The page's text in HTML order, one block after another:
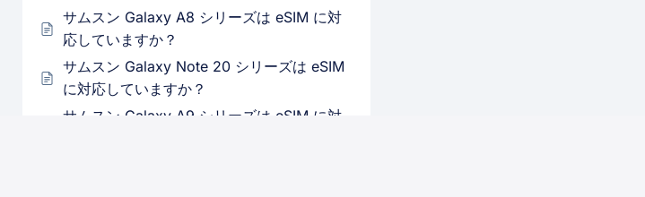
サムスン Galaxy A8 シリーズは eSIM に対
応していますか？
サムスン Galaxy Note 20 シリーズは eSIM
に対応していますか？
サムスン Galaxy A9 シリーズは eSIM に対